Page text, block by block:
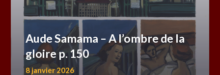
Aude Samama – A l’ombre de la
gloire p. 150
8 janvier 2026